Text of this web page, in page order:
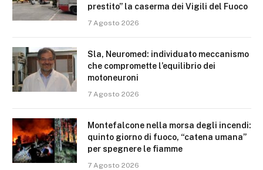
prestito” la caserma dei Vigili del Fuoco
7 Agosto 2026
Sla, Neuromed: individuato meccanismo
che compromette l’equilibrio dei
motoneuroni
7 Agosto 2026
Montefalcone nella morsa degli incendi:
quinto giorno di fuoco, “catena umana”
per spegnere le fiamme
7 Agosto 2026